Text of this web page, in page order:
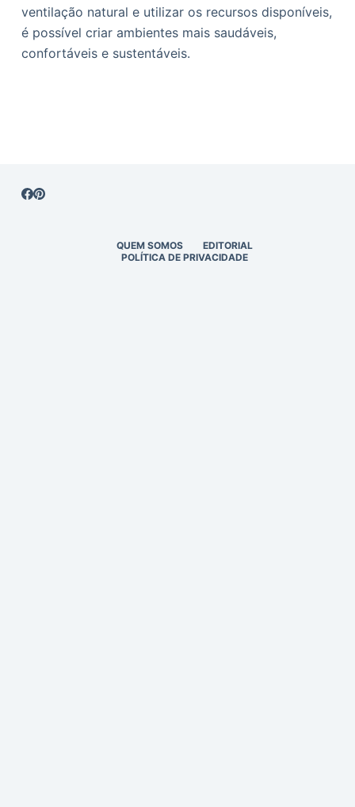
ventilação natural e utilizar os recursos disponíveis,
é possível criar ambientes mais saudáveis,
confortáveis e sustentáveis.
QUEM SOMOS
EDITORIAL
POLÍTICA DE PRIVACIDADE